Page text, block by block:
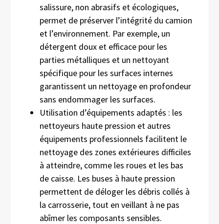
salissure, non abrasifs et écologiques,
permet de préserver l’intégrité du camion
et l’environnement. Par exemple, un
détergent doux et efficace pour les
parties métalliques et un nettoyant
spécifique pour les surfaces internes
garantissent un nettoyage en profondeur
sans endommager les surfaces.
Utilisation d’équipements adaptés : les
nettoyeurs haute pression et autres
équipements professionnels facilitent le
nettoyage des zones extérieures difficiles
à atteindre, comme les roues et les bas
de caisse. Les buses à haute pression
permettent de déloger les débris collés à
la carrosserie, tout en veillant à ne pas
abîmer les composants sensibles.